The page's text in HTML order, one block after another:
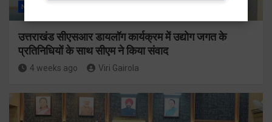
NEWS
उत्तराखंड सीएसआर डायलॉग कार्यक्रम में उद्योग जगत के
प्रतिनिधियों के साथ सीएम ने किया संवाद
4 weeks ago Viri Gairola